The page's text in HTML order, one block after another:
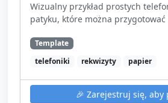
Wizualny przykład prostych
patyku, które można przygotować
Template
telefoniki
rekwizyty papier
🎉 Zarejestruj się, aby